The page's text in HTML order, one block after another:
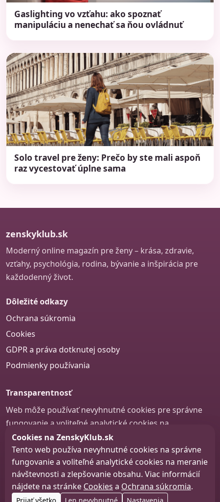
Gaslighting vo vzťahu: ako spoznať
manipuláciu a nenechať sa ňou ovládnuť
Solo travel pre ženy: Prečo by ste mali aspoň
raz vycestovať úplne sama
zenskyklub.sk
Moderný online magazín pre ženy – krása, zdravie,
vzťahy, psychológia, rodina, bývanie a inšpirácia pre
každodenný život.
Dôležité odkazy
Ochrana súkromia
Cookies
GDPR a práva dotknutej osoby
Podmienky používania
Transparentnosť
Web môže používať nevyhnutné cookies pre správne
fungovanie a voliteľné analytické cookies na
zlepšovanie obsahu a používateľskej skúsenosti.
Nastavenie cookies
© 2026 zenskyklub.sk
Cookies na ZenskyKlub.sk
Tento web používa nevyhnutné cookies na správne
fungovanie a voliteľné analytické cookies na meranie
návštevnosti a zlepšovanie obsahu. Viac informácií
nájdete na stránke Cookies a Ochrana súkromia.